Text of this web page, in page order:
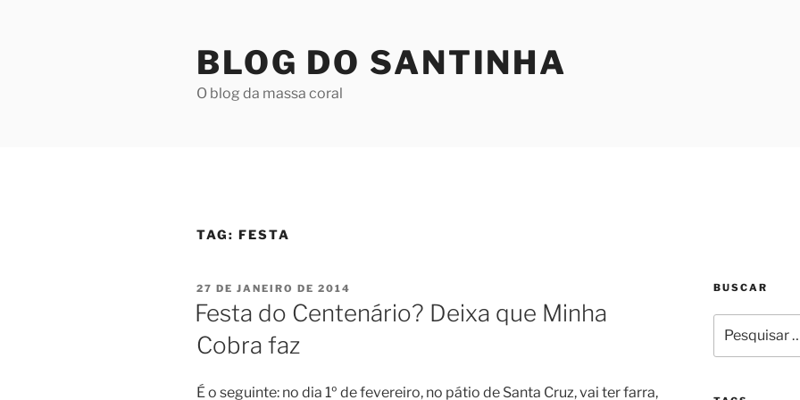
BLOG DO SANTINHA
O blog da massa coral
TAG: FESTA
PUBLICADO
EM
27 DE JANEIRO DE 2014
Festa do Centenário? Deixa que Minha
Cobra faz
É o seguinte: no dia 1º de fevereiro, no pátio de Santa Cruz, vai ter farra,
BUSCAR
por: